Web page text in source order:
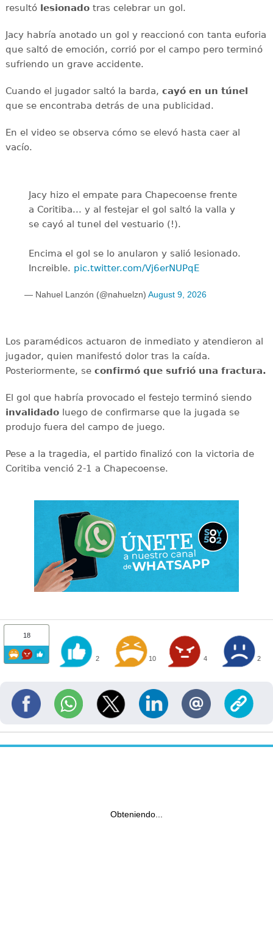
resultó lesionadotras celebrar un gol.
Jacy habría anotado un gol y reaccionó con tanta euforia
que saltó de emoción, corrió por el campo pero terminó
sufriendo un grave accidente.
Cuando el jugador saltó la barda, cayó en un túnel
que se encontraba detrás de una publicidad.
En el video se observa cómo se elevó hasta caer al
vacío.
Jacy hizo el empate para Chapecoense frente
a Coritiba... y al festejar el gol saltó la valla y
se cayó al tunel del vestuario (!).
Encima el gol se lo anularon y salió lesionado.
Increible. pic.twitter.com/Vj6erNUPqE
— Nahuel Lanzón (@nahuelzn) August 9, 2026
Los paramédicos actuaron de inmediato y atendieron al
jugador, quien manifestó dolor tras la caída.
Posteriormente, seconfirmó que sufrió una fractura.
El gol que habría provocado el festejo terminó siendo
invalidadoluego de confirmarse que la jugada se
produjo fuera del campo de juego.
Pese a la tragedia, el partido finalizó con la victoria de
Coritiba venció 2-1 a Chapecoense.
18
2 10 4 2
Obteniendo...